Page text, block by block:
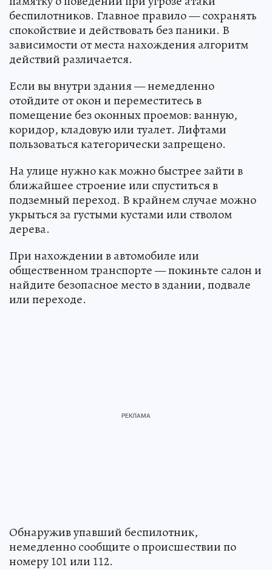
беспилотников. Главное правило — сохранять
спокойствие и действовать без паники. В
зависимости от места нахождения алгоритм
действий различается.
Если вы внутри здания — немедленно
отойдите от окон и переместитесь в
помещение без оконных проемов: ванную,
коридор, кладовую или туалет. Лифтами
пользоваться категорически запрещено.
На улице нужно как можно быстрее зайти в
ближайшее строение или спуститься в
подземный переход. В крайнем случае можно
укрыться за густыми кустами или стволом
дерева.
При нахождении в автомобиле или
общественном транспорте — покиньте салон и
найдите безопасное место в здании, подвале
или переходе.
Обнаружив упавший беспилотник,
немедленно сообщите о происшествии по
номеру 101 или 112.